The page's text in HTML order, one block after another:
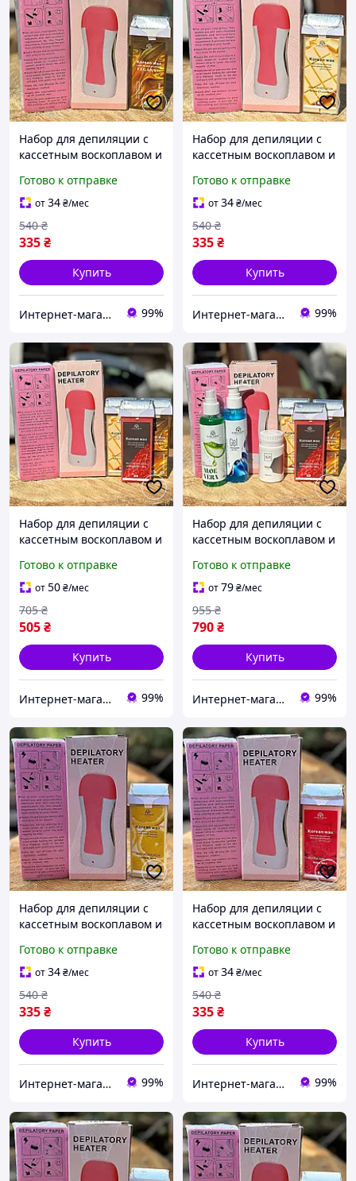
Набор для депиляции с
кассетным воскоплавом и
Classic №2 (на 1 кассету
воска)
Готово к отправке
от34₴/мес
335₴
540 ₴
Купить
Интернет-магазин Star Beauty 99%
Набор для депиляции с
кассетным воскоплавом и
Classic №3 (на 1 кассету
воска)
Готово к отправке
от34₴/мес
335₴
540 ₴
Купить
Интернет-магазин Star Beauty 99%
Набор для депиляции с
кассетным воскоплавом и
Combi (на 3 кассеты
воска)
Готово к отправке
от50₴/мес
505₴
705 ₴
Купить
Интернет-магазин Star Beauty 99%
Набор для депиляции с
кассетным воскоплавом и
Maxi №1 (на 3 касеты)
Готово к отправке
от79₴/мес
790₴
955 ₴
Купить
Интернет-магазин Star Beauty 99%
Набор для депиляции с
кассетным воскоплавом и
Classic №4 (на 1 кассету
воска)
Готово к отправке
от34₴/мес
335₴
540 ₴
Купить
Интернет-магазин Star Beauty 99%
Набор для депиляции с
кассетным воскоплавом и
Classic №5 (на 1 кассету
воска)
Готово к отправке
от34₴/мес
335₴
540 ₴
Купить
Интернет-магазин Star Beauty 99%